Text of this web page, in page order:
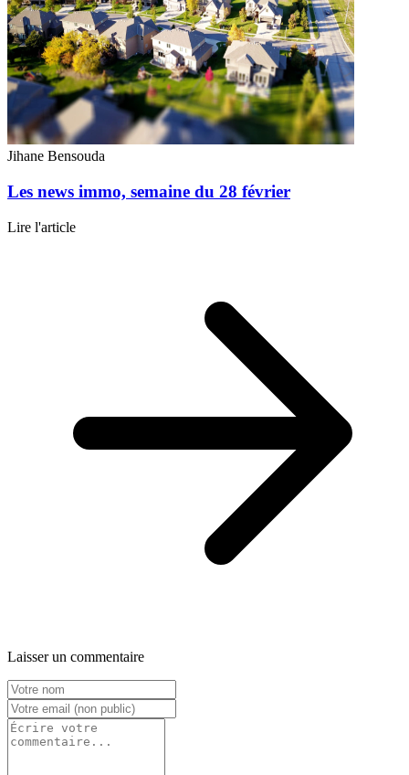
Jihane Bensouda
Les news immo, semaine du 28 février
Lire l'article
Laisser un commentaire